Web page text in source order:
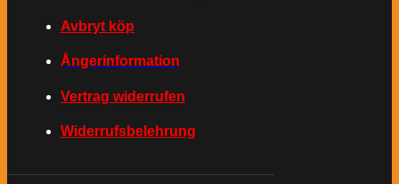
Avbryt köp
Ångerinformation
Vertrag widerrufen
Widerrufsbelehrung